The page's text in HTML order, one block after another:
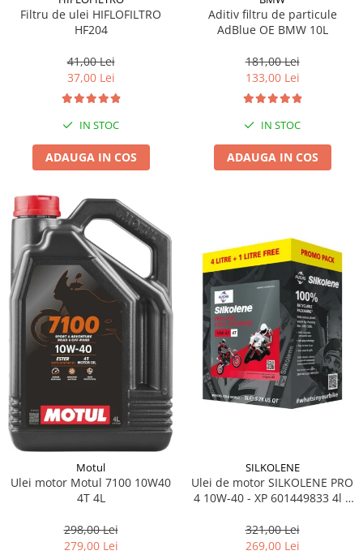
Filtru de ulei HIFLOFILTRO
HF204
41,00 Lei
37,00 Lei
IN STOC
ADAUGA IN COS
Aditiv filtru de particule
AdBlue OE BMW 10L
181,00 Lei
133,00 Lei
IN STOC
ADAUGA IN COS
Motul
Ulei motor Motul 7100 10W40
4T 4L
298,00 Lei
279,00 Lei
SILKOLENE
Ulei de motor SILKOLENE PRO
4 10W-40 - XP 601449833 4l +
321,00 Lei
269,00 Lei